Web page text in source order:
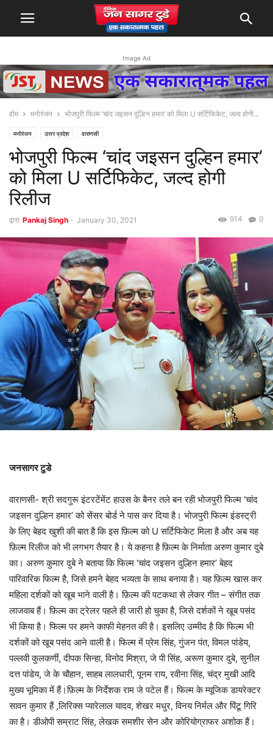
Image Ad
होम मनोरंजन भोजपुरी फिल्‍म ‘चांद जइसन दुल्हिन हमार’ को मिला U सर्टिफिकेट, जल्द होगी...
मनोरंजन उत्तर प्रदेश वाराणसी
भोजपुरी फिल्‍म ‘चांद जइसन दुल्हिन हमार’
को मिला U सर्टिफिकेट, जल्द होगी
रिलीज
द्वारा Pankaj Singh - January 30, 2021 0
914
जनसागर टुडे
वाराणसी- श्री सदगुरू इंटरटेंमेंट हाउस के बैनर तले बन रही भोजपुरी फिल्‍म ‘चांद
जइसन दुल्हिन हमार’ को सेंसर बोर्ड ने पास कर दिया है। भोजपुरी फिल्म इंडस्ट्री
के लिए बेहद खुशी की बात है कि इस फ़िल्म को U सर्टिफिकेट मिला है और अब यह
फ़िल्म रिलीज को भी लगभग तैयार है। ये कहना है फ़िल्म के निर्माता अरुण कुमार दुबे
का। अरुण कुमार दुबे ने बताया कि फिल्‍म ‘चांद जइसन दुल्हिन हमार’ बेहद
पारिवारिक फिल्‍म है, जिसे हमने बेहद भव्यता के साथ बनाया है। यह फ़िल्म खास कर
महिला दर्शकों को खूब भाने वाली है। फ़िल्म की पटकथा से लेकर गीत – संगीत तक
लाजवाब हैं। फ़िल्म का ट्रेलर पहले ही जारी हो चुका है, जिसे दर्शकों ने खूब पसंद
भी किया है। फिल्‍म पर हमने काफी मेहनत की है। इसलिए उम्‍मीद है‍ कि फिल्‍म भी
दर्शकों को खूब पसंद आने वाली है। फिल्‍म में प्रेम सिंह, गुंजन पंत, विमल पांडेय,
पल्‍लवी कुलकर्णी, दीपक सिन्‍हा, विनोद मिश्रा, जे पी सिंह, अरूण कुमार दुबे, सुनील
दत्त पांडेय, जे के चौहान, साहब लालधारी, पूनम राय, रवीना सिंह, चंद्र मुखी आदि
मुख्‍य भूमिका में हैं।फ़िल्म के निर्देशक राम जे पटेल हैं। फिल्‍म के म्‍यूजिक डायरेक्‍टर
सावन कुमार हैं ,लिरिक्‍स प्‍यारेलाल यादव, शेखर मधुर, विनय निर्मल और पिंटू गिरि
का है। डीओपी सम्राट सिंह, लेखक समशीर सेन और कोरियोग्राफर अशोक हैं।